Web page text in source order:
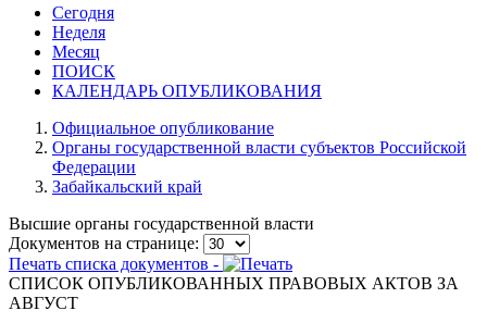
Сегодня
Неделя
Месяц
ПОИСК
КАЛЕНДАРЬ ОПУБЛИКОВАНИЯ
Официальное опубликование
Органы государственной власти субъектов Российской
Федерации
Забайкальский край
Высшие органы государственной власти
Документов на странице:
Печать списка документов -
СПИСОК ОПУБЛИКОВАННЫХ ПРАВОВЫХ АКТОВ ЗА
АВГУСТ